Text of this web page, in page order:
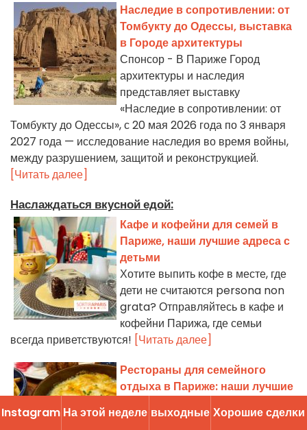
Наследие в сопротивлении: от
Томбукту до Одессы, выставка
в Городе архитектуры
Спонсор - В Париже Город
архитектуры и наследия
представляет выставку
«Наследие в сопротивлении: от
Томбукту до Одессы», с 20 мая 2026 года по 3 января
2027 года — исследование наследия во время войны,
между разрушением, защитой и реконструкцией.
[Читать далее]
Наслаждаться вкусной едой:
Кафе и кофейни для семей в
Париже, наши лучшие адреса с
детьми
Хотите выпить кофе в месте, где
дети не считаются persona non
grata? Отправляйтесь в кафе и
кофейни Парижа, где семьи
всегда приветствуются! [Читать далее]
Рестораны для семейного
отдыха в Париже: наши лучшие
Чтобы провести время с детьми
Instagram На этой неделе выходные Хорошие сделĸи